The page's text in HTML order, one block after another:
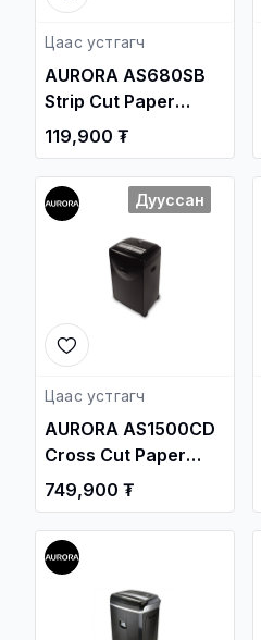
Цаас устгагч
AURORA AS680SB
Strip Cut Paper
Shredder
119,900 ₮
Дууссан
Цаас устгагч
AURORA AS1500CD
Cross Cut Paper
Shredder
749,900 ₮